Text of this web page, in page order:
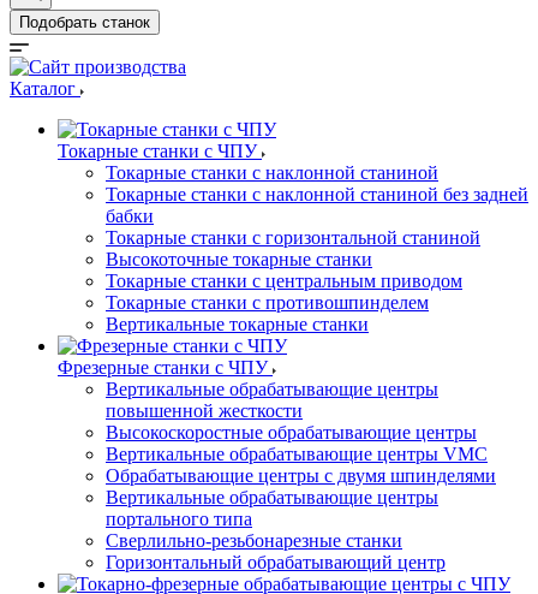
Подобрать станок
Каталог
Токарные станки с ЧПУ
Токарные станки с наклонной станиной
Токарные станки с наклонной станиной без задней
бабки
Токарные станки с горизонтальной станиной
Высокоточные токарные станки
Токарные станки с центральным приводом
Токарные станки с противошпинделем
Вертикальные токарные станки
Фрезерные станки с ЧПУ
Вертикальные обрабатывающие центры
повышенной жесткости
Высокоскоростные обрабатывающие центры
Вертикальные обрабатывающие центры VMC
Обрабатывающие центры с двумя шпинделями
Вертикальные обрабатывающие центры
портального типа
Сверлильно-резьбонарезные станки
Горизонтальный обрабатывающий центр